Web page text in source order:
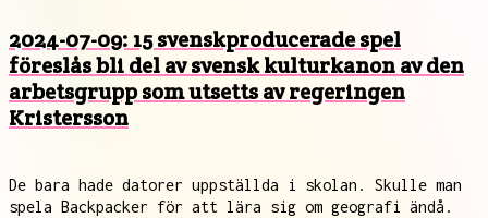
2024-07-09: 15 svenskproducerade spel
föreslås bli del av svensk kulturkanon av den
arbetsgrupp som utsetts av regeringen
Kristersson
De bara hade datorer uppställda i skolan. Skulle man
spela Backpacker för att lära sig om geografi ändå.